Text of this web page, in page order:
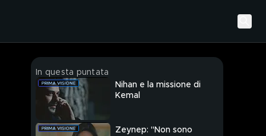
In questa puntata
Nihan e la missione di
Kemal
Zeynep: "Non sono